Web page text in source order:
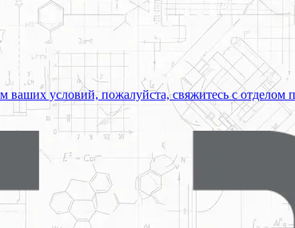
ваших условий, пожалуйста, свяжитесь с отделом